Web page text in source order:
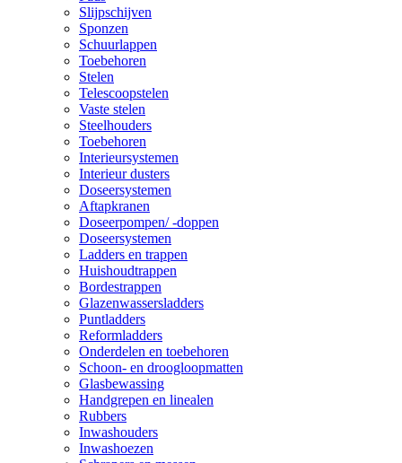
Slijpschijven
Sponzen
Schuurlappen
Toebehoren
Stelen
Telescoopstelen
Vaste stelen
Steelhouders
Toebehoren
Interieursystemen
Interieur dusters
Doseersystemen
Aftapkranen
Doseerpompen/ -doppen
Doseersystemen
Ladders en trappen
Huishoudtrappen
Bordestrappen
Glazenwassersladders
Puntladders
Reformladders
Onderdelen en toebehoren
Schoon- en droogloopmatten
Glasbewassing
Handgrepen en linealen
Rubbers
Inwashouders
Inwashoezen